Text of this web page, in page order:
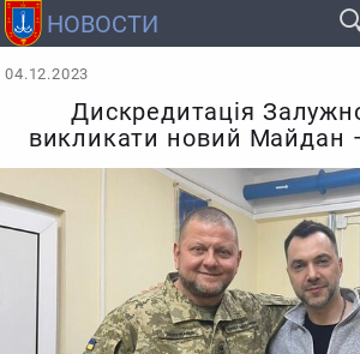
04.12.2023
Дискредитація
викликати новий Майдан